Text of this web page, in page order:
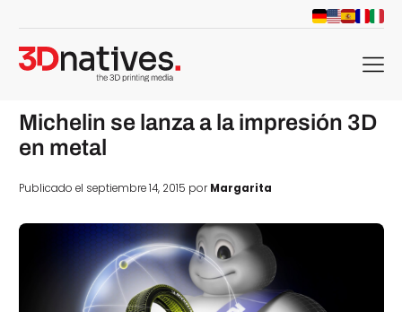
menu
Michelin se lanza a la impresión 3D
en metal
Publicado el septiembre 14, 2015 porMargarita